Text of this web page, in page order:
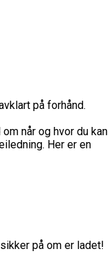
på forhånd.
når og hvor du kan
Her er en
på om er ladet!